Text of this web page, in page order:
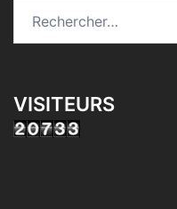
VISITEURS